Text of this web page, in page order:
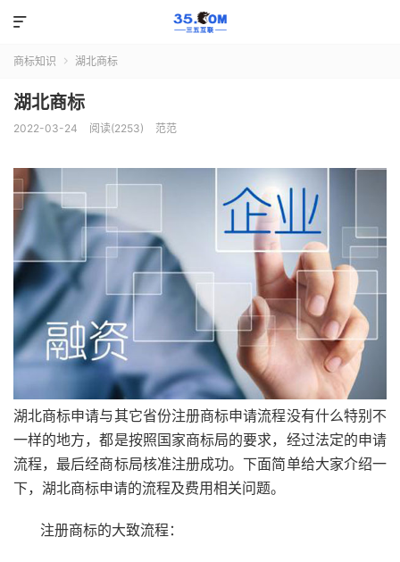

商标知识  湖北商标
湖北商标
2022-03-24 阅读(2253) 范范
湖北商标申请与其它省份注册商标申请流程没有什么特别不
一样的地方，都是按照国家商标局的要求，经过法定的申请
流程，最后经商标局核准注册成功。下面简单给大家介绍一
下，湖北商标申请的流程及费用相关问题。
注册商标的大致流程：